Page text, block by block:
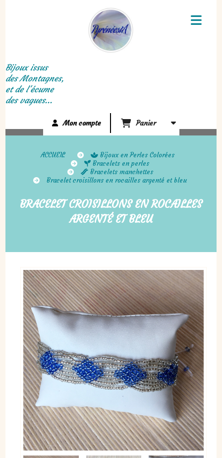
Bijoux issus
des Montagnes,
et de l'écume
des vagues...
Mon compte Panier
ACCUEIL
Bijoux en Perles Colorées
Bracelets en perles
Bracelets manchettes
Bracelet croisillons en rocailles argenté et bleu
BRACELET CROISILLONS EN ROCAILLES
ARGENTÉ ET BLEU